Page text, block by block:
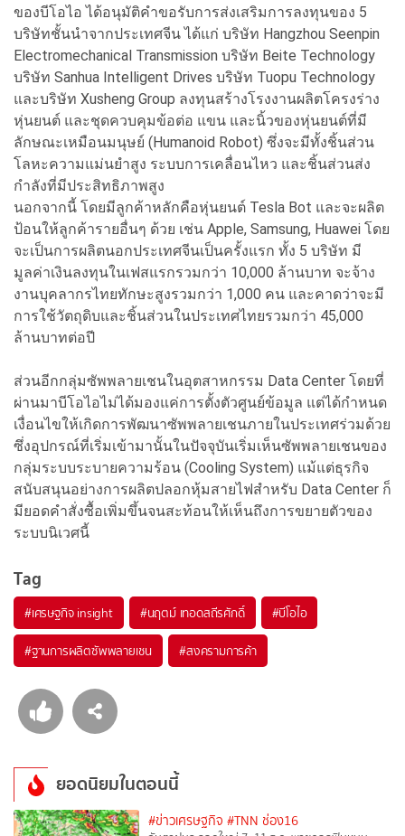
ของบีโอไอ ได้อนุมัติคำขอรับการส่งเสริมการลงทุนของ 5
บริษัทชั้นนำจากประเทศจีน ได้แก่ บริษัท Hangzhou Seenpin
Electromechanical Transmission บริษัท Beite Technology
บริษัท Sanhua Intelligent Drives บริษัท Tuopu Technology
และบริษัท Xusheng Group ลงทุนสร้างโรงงานผลิตโครงร่าง
หุ่นยนต์ และชุดควบคุมข้อต่อ แขน และนิ้วของหุ่นยนต์ที่มี
ลักษณะเหมือนมนุษย์ (Humanoid Robot) ซึ่งจะมีทั้งชิ้นส่วน
โลหะความแม่นยำสูง ระบบการเคลื่อนไหว และชิ้นส่วนส่ง
กำลังที่มีประสิทธิภาพสูง
นอกจากนี้ โดยมีลูกค้าหลักคือหุ่นยนต์ Tesla Bot และจะผลิต
ป้อนให้ลูกค้ารายอื่นๆ ด้วย เช่น Apple, Samsung, Huawei โดย
จะเป็นการผลิตนอกประเทศจีนเป็นครั้งแรก ทั้ง 5 บริษัท มี
มูลค่าเงินลงทุนในเฟสแรกรวมกว่า 10,000 ล้านบาท จะจ้าง
งานบุคลากรไทยทักษะสูงรวมกว่า 1,000 คน และคาดว่าจะมี
การใช้วัตถุดิบและชิ้นส่วนในประเทศไทยรวมกว่า 45,000
ล้านบาทต่อปี
ส่วนอีกกลุ่มซัพพลายเชนในอุตสาหกรรม Data Center โดยที่
ผ่านมาบีโอไอไม่ได้มองแค่การตั้งตัวศูนย์ข้อมูล แต่ได้กำหนด
เงื่อนไขให้เกิดการพัฒนาซัพพลายเชนภายในประเทศร่วมด้วย
ซึ่งอุปกรณ์ที่เริ่มเข้ามานั้นในปัจจุบันเริ่มเห็นซัพพลายเชนของ
กลุ่มระบบระบายความร้อน (Cooling System) แม้แต่ธุรกิจ
สนับสนุนอย่างการผลิตปลอกหุ้มสายไฟสำหรับ Data Center ก็
มียอดคำสั่งซื้อเพิ่มขึ้นจนสะท้อนให้เห็นถึงการขยายตัวของ
ระบบนิเวศนี้
Tag
#เศรษฐกิจ insight #นฤตม์ เทอดสถีรศักดิ์ #บีโอไอ
#ฐานการผลิตซัพพลายเชน #สงครามการค้า
ยอดนิยมในตอนนี้
#ข่าวเศรษฐกิจ #TNN ช่อง16